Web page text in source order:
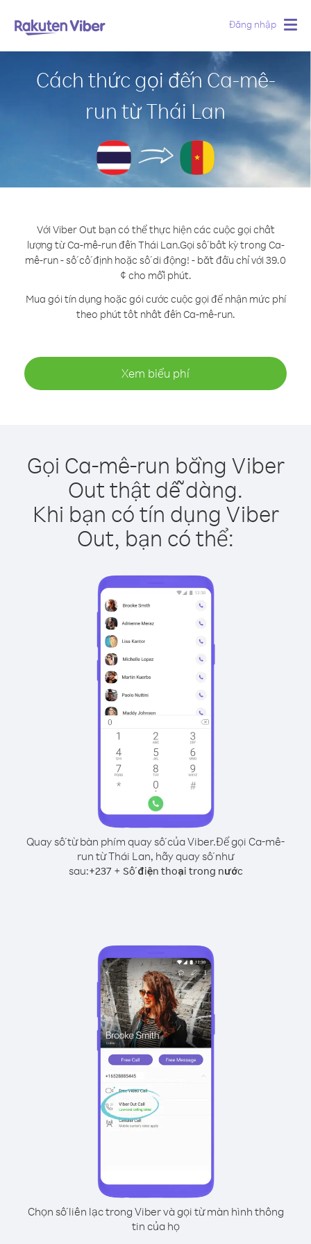
Đăng nhập
Cách thức gọi đến Ca-mê-
run từ Thái Lan
Với Viber Out bạn có thể thực hiện các cuộc gọi chất
lượng từ Ca-mê-run đến Thái Lan.Gọi số bất kỳ trong Ca-
mê-run - số cố định hoặc số di động! - bắt đầu chỉ với 39.0
¢ cho mỗi phút.
Mua gói tín dụng hoặc gói cước cuộc gọi để nhận mức phí
theo phút tốt nhất đến Ca-mê-run.
Xem biểu phí
Gọi Ca-mê-run bằng Viber
Out thật dễ dàng.
Khi bạn có tín dụng Viber
Out, bạn có thể:
Quay số từ bàn phím quay số của Viber.Để gọi Ca-mê-
run từ Thái Lan, hãy quay số như
sau:+237+ Số điện thoại trong nước
Chọn số liên lạc trong Viber và gọi từ màn hình thông
tin của họ